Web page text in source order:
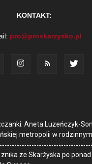
KONTAKT:
pro@proskarzysko.pl
Aneta Luzeńczyk-
metropolii w
ze Skarżyska po ponad